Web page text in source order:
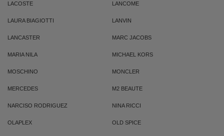
LACOSTE LANCOME
LAURA BIAGIOTTI LANVIN
LANCASTER MARC JACOBS
MARIA NILA MICHAEL KORS
MOSCHINO MONCLER
MERCEDES M2 BEAUTE
NARCISO RODRIGUEZ NINA RICCI
OLAPLEX OLD SPICE